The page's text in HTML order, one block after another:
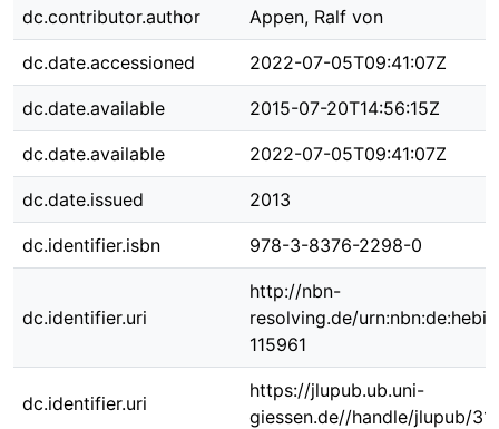
dc.contributor.author Appen, Ralf von
dc.date.accessioned 2022-07-05T09:41:07Z
dc.date.available 2015-07-20T14:56:15Z
dc.date.available 2022-07-05T09:41:07Z
dc.date.issued 2013
dc.identifier.isbn 978-3-8376-2298-0
dc.identifier.uri
http://nbn-
resolving.de/
115961
dc.identifier.uri
https://jlupub.ub.uni-
giessen.de//handle/jlupub/